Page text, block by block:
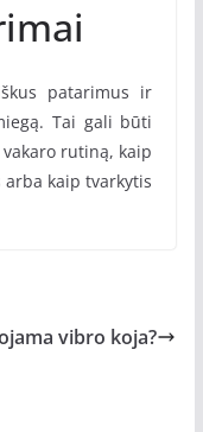
patarimus ir
Tai gali būti
rutiną, kaip
kaip tvarkytis
vibro koja?